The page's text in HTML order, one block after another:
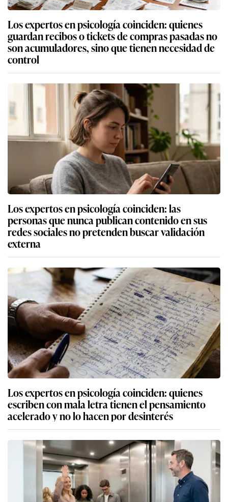
Los expertos en psicología coinciden: quienes
guardan recibos o tickets de compras pasadas no
son acumuladores, sino que tienen necesidad de
control
Los expertos en psicología coinciden: las
personas que nunca publican contenido en sus
redes sociales no pretenden buscar validación
externa
Los expertos en psicología coinciden: quienes
escriben con mala letra tienen el pensamiento
acelerado y no lo hacen por desinterés